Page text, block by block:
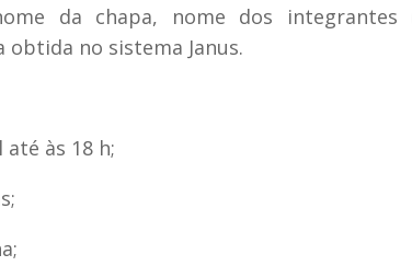
da chapa, nome dos
no sistema Janus.
até às 18 h;